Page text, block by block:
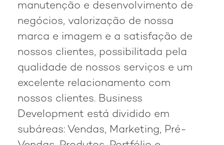
manutenção e desenvolvimento de
negócios, valorização de nossa
marca e imagem e a satisfação de
nossos clientes, possibilitada pela
qualidade de nossos serviços e um
excelente relacionamento com
nossos clientes. Business
Development está dividido em
subáreas: Vendas, Marketing, Pré-